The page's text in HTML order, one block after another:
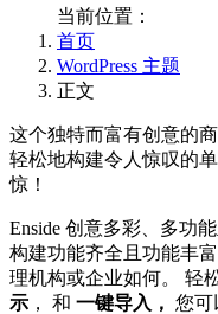
当前位置：
首页
WordPress 主题
正文
这个独特而富有创意的
轻松地构建令人惊叹的
惊！
Enside 创意多彩、多功
构建功能齐全且功能丰
理机构或企业如何。 轻
示 ， 和 一键导入， 您可